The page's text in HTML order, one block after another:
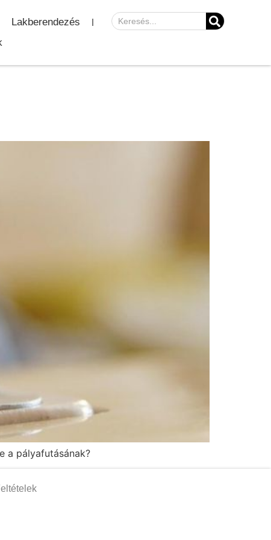
Lakberendezés
a pályafutásának?